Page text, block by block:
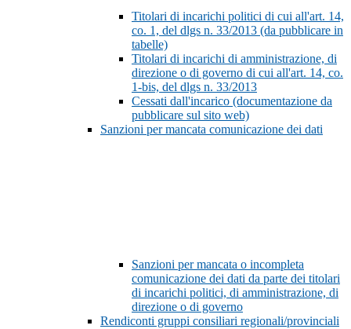
Titolari di incarichi politici di cui all'art. 14,
co. 1, del dlgs n. 33/2013 (da pubblicare in
tabelle)
Titolari di incarichi di amministrazione, di
direzione o di governo di cui all'art. 14, co.
1-bis, del dlgs n. 33/2013
Cessati dall'incarico (documentazione da
pubblicare sul sito web)
Sanzioni per mancata comunicazione dei dati
Sanzioni per mancata o incompleta
comunicazione dei dati da parte dei titolari
di incarichi politici, di amministrazione, di
direzione o di governo
Rendiconti gruppi consiliari regionali/provinciali